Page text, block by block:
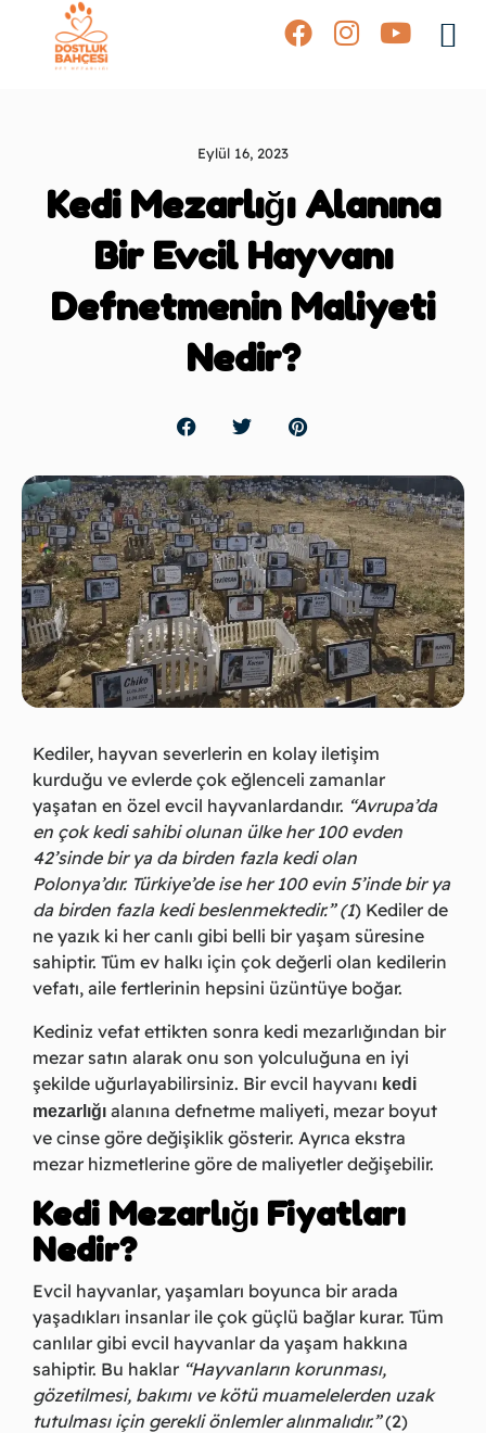
Eylül 16, 2023
Kedi Mezarlığı Alanına
Bir Evcil Hayvanı
Defnetmenin Maliyeti
Nedir?
Kediler, hayvan severlerin en kolay iletişim
kurduğu ve evlerde çok eğlenceli zamanlar
yaşatan en özel evcil hayvanlardandır. “Avrupa’da
en çok kedi sahibi olunan ülke her 100 evden
42’sinde bir ya da birden fazla kedi olan
Polonya’dır. Türkiye’de ise her 100 evin 5’inde bir ya
da birden fazla kedi beslenmektedir.” (1) Kediler de
ne yazık ki her canlı gibi belli bir yaşam süresine
sahiptir. Tüm ev halkı için çok değerli olan kedilerin
vefatı, aile fertlerinin hepsini üzüntüye boğar.
Kediniz vefat ettikten sonra kedi mezarlığından bir
mezar satın alarak onu son yolculuğuna en iyi
şekilde uğurlayabilirsiniz. Bir evcil hayvanı kedi
mezarlığı alanına defnetme maliyeti, mezar boyut
ve cinse göre değişiklik gösterir. Ayrıca ekstra
mezar hizmetlerine göre de maliyetler değişebilir.
Kedi Mezarlığı Fiyatları
Nedir?
Evcil hayvanlar, yaşamları boyunca bir arada
yaşadıkları insanlar ile çok güçlü bağlar kurar. Tüm
canlılar gibi evcil hayvanlar da yaşam hakkına
sahiptir. Bu haklar “Hayvanların korunması,
gözetilmesi, bakımı ve kötü muamelelerden uzak
tutulması için gerekli önlemler alınmalıdır.”(2)